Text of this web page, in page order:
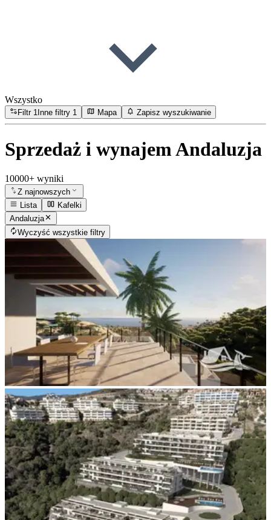
Wszystko
Filtr 1 Inne filtry 1 Mapa Zapisz wyszukiwanie
Sprzedaż i wynajem Andaluzja
10000+ wyniki
Z najnowszych
Lista
Kafelki
Andaluzja
Wyczyść wszystkie filtry